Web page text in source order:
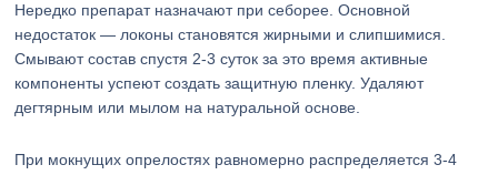
Нередко препарат назначают при себорее. Основной
недостаток — локоны становятся жирными и слипшимися.
Смывают состав спустя 2-3 суток за это время активные
компоненты успеют создать защитную пленку. Удаляют
дегтярным или мылом на натуральной основе.
При мокнущих опрелостях равномерно распределяется 3-4